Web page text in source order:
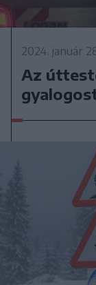
2024. január
Az